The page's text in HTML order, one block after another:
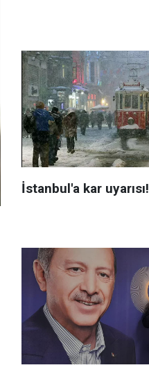
İstanbul'a kar uyarısı!